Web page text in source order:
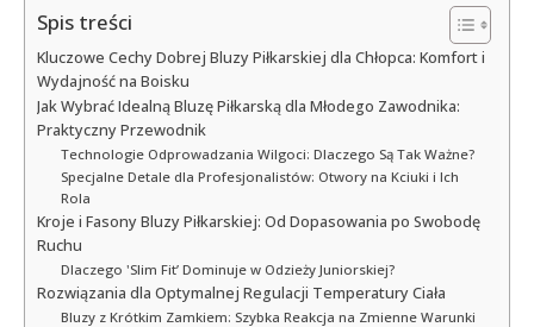
Spis treści
Kluczowe Cechy Dobrej Bluzy Piłkarskiej dla Chłopca: Komfort i
Wydajność na Boisku
Jak Wybrać Idealną Bluzę Piłkarską dla Młodego Zawodnika:
Praktyczny Przewodnik
Technologie Odprowadzania Wilgoci: Dlaczego Są Tak Ważne?
Specjalne Detale dla Profesjonalistów: Otwory na Kciuki i Ich
Rola
Kroje i Fasony Bluzy Piłkarskiej: Od Dopasowania po Swobodę
Ruchu
Dlaczego 'Slim Fit’ Dominuje w Odzieży Juniorskiej?
Rozwiązania dla Optymalnej Regulacji Temperatury Ciała
Bluzy z Krótkim Zamkiem: Szybka Reakcja na Zmienne Warunki